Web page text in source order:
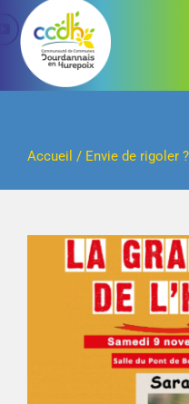
Passer
contenu
Accueil / Envie de rigoler ?